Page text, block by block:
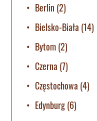
Berlin (2)
Bielsko-Biała (14)
Bytom(2)
Czerna (7)
Częstochowa (4)
Edynburg(6)